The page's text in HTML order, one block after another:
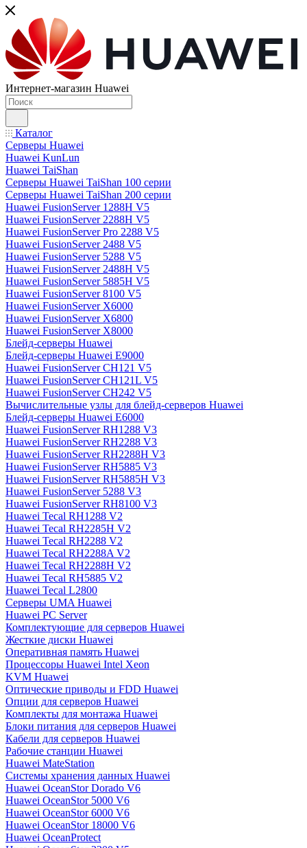
Интернет-магазин Huawei
Каталог
Серверы Huawei
Huawei KunLun
Huawei TaiShan
Серверы Huawei TaiShan 100 серии
Серверы Huawei TaiShan 200 серии
Huawei FusionServer 1288H V5
Huawei FusionServer 2288H V5
Huawei FusionServer Pro 2288 V5
Huawei FusionServer 2488 V5
Huawei FusionServer 5288 V5
Huawei FusionServer 2488H V5
Huawei FusionServer 5885H V5
Huawei FusionServer 8100 V5
Huawei FusionServer X6000
Huawei FusionServer X6800
Huawei FusionServer X8000
Блейд-серверы Huawei
Блейд-серверы Huawei E9000
Huawei FusionServer CH121 V5
Huawei FusionServer CH121L V5
Huawei FusionServer CH242 V5
Вычислительные узлы для блейд-серверов Huawei
Блейд-серверы Huawei E6000
Huawei FusionServer RH1288 V3
Huawei FusionServer RH2288 V3
Huawei FusionServer RH2288H V3
Huawei FusionServer RH5885 V3
Huawei FusionServer RH5885H V3
Huawei FusionServer 5288 V3
Huawei FusionServer RH8100 V3
Huawei Tecal RH1288 V2
Huawei Tecal RH2285H V2
Huawei Tecal RH2288 V2
Huawei Tecal RH2288A V2
Huawei Tecal RH2288H V2
Huawei Tecal RH5885 V2
Huawei Tecal L2800
Серверы UMA Huawei
Huawei PC Server
Комплектующие для серверов Huawei
Жесткие диски Huawei
Оперативная память Huawei
Процессоры Huawei Intel Xeon
KVM Huawei
Оптические приводы и FDD Huawei
Опции для серверов Huawei
Комплекты для монтажа Huawei
Блоки питания для серверов Huawei
Кабели для серверов Huawei
Рабочие станции Huawei
Huawei MateStation
Системы хранения данных Huawei
Huawei OceanStor Dorado V6
Huawei OceanStor 5000 V6
Huawei OceanStor 6000 V6
Huawei OceanStor 18000 V6
Huawei OceanProtect